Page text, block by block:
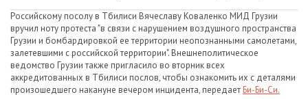
Российскому посолу в Тбилиси Вячеславу Коваленко МИД Грузии
вручил ноту протеста "в связи с нарушением воздушного пространства
Грузии и бомбардировкой ее территории неопознанными самолетами,
залетевшими с российской территории". Внешнеполитическое
ведомство Грузии также пригласило во вторник всех
аккредитованных в Тбилиси послов, чтобы ознакомить их с деталями
произошедшего накануне вечером инцидента, передаетБи-Би-Си.